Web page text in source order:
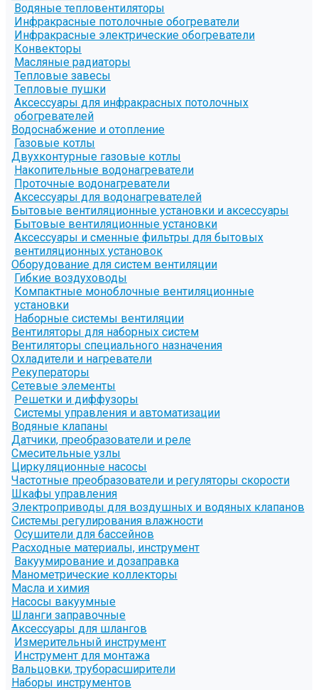
Водяные тепловентиляторы
Инфракрасные потолочные обогреватели
Инфракрасные электрические обогреватели
Конвекторы
Масляные радиаторы
Тепловые завесы
Тепловые пушки
Аксессуары для инфракрасных потолочных
обогревателей
Водоснабжение и отопление
Газовые котлы
Двухконтурные газовые котлы
Накопительные водонагреватели
Проточные водонагреватели
Аксессуары для водонагревателей
Бытовые вентиляционные установки и аксессуары
Бытовые вентиляционные установки
Аксессуары и сменные фильтры для бытовых
вентиляционных установок
Оборудование для систем вентиляции
Гибкие воздуховоды
Компактные моноблочные вентиляционные
установки
Наборные системы вентиляции
Вентиляторы для наборных систем
Вентиляторы специального назначения
Охладители и нагреватели
Рекуператоры
Сетевые элементы
Решетки и диффузоры
Системы управления и автоматизации
Водяные клапаны
Датчики, преобразователи и реле
Смесительные узлы
Циркуляционные насосы
Частотные преобразователи и регуляторы скорости
Шкафы управления
Электроприводы для воздушных и водяных клапанов
Системы регулирования влажности
Осушители для бассейнов
Расходные материалы, инструмент
Вакуумирование и дозаправка
Манометрические коллекторы
Масла и химия
Насосы вакуумные
Шланги заправочные
Аксессуары для шлангов
Измерительный инструмент
Инструмент для монтажа
Вальцовки, труборасширители
Наборы инструментов